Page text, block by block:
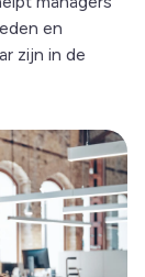
en
zijn in de